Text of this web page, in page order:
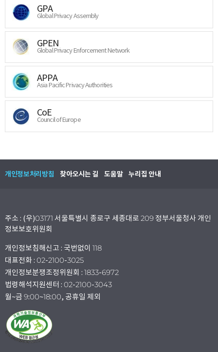
GPA
Global Privacy Assembly
GPEN
Global Privacy Enforcement Network
APPA
Asia Pacific Privacy Authorities
CoE
Council of Europe
개인정보처리방침 찾아오시는 길 도움말 누리집 안내
주소 : (우)03171 서울특별시 종로구 세종대로 209 정부서울청사 개인
정보보호위원회
개인정보침해신고 : 국번없이 118
대표전화 : 02-2100-3025
개인정보분쟁조정위원회 : 1833-6972
법령해석지원센터 : 02-2100-3043
월~금 9:00~18:00, 공휴일 제외